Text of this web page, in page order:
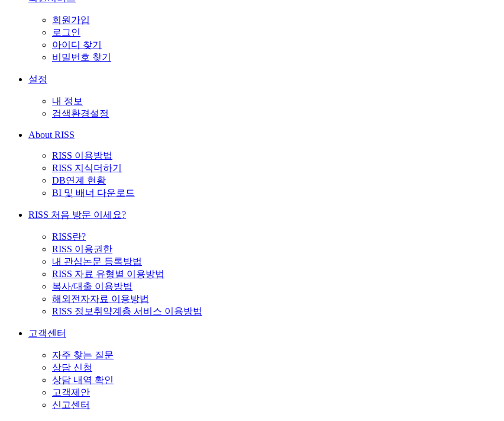
회원가입
로그인
아이디 찾기
비밀번호 찾기
설정
내 정보
검색환경설정
About RISS
RISS 이용방법
RISS 지식더하기
DB연계 현황
BI 및 배너 다운로드
RISS 처음 방문 이세요?
RISS란?
RISS 이용권한
내 관심논문 등록방법
RISS 자료 유형별 이용방법
복사/대출 이용방법
해외전자자료 이용방법
RISS 정보취약계층 서비스 이용방법
고객센터
자주 찾는 질문
상담 신청
상담 내역 확인
고객제안
신고센터